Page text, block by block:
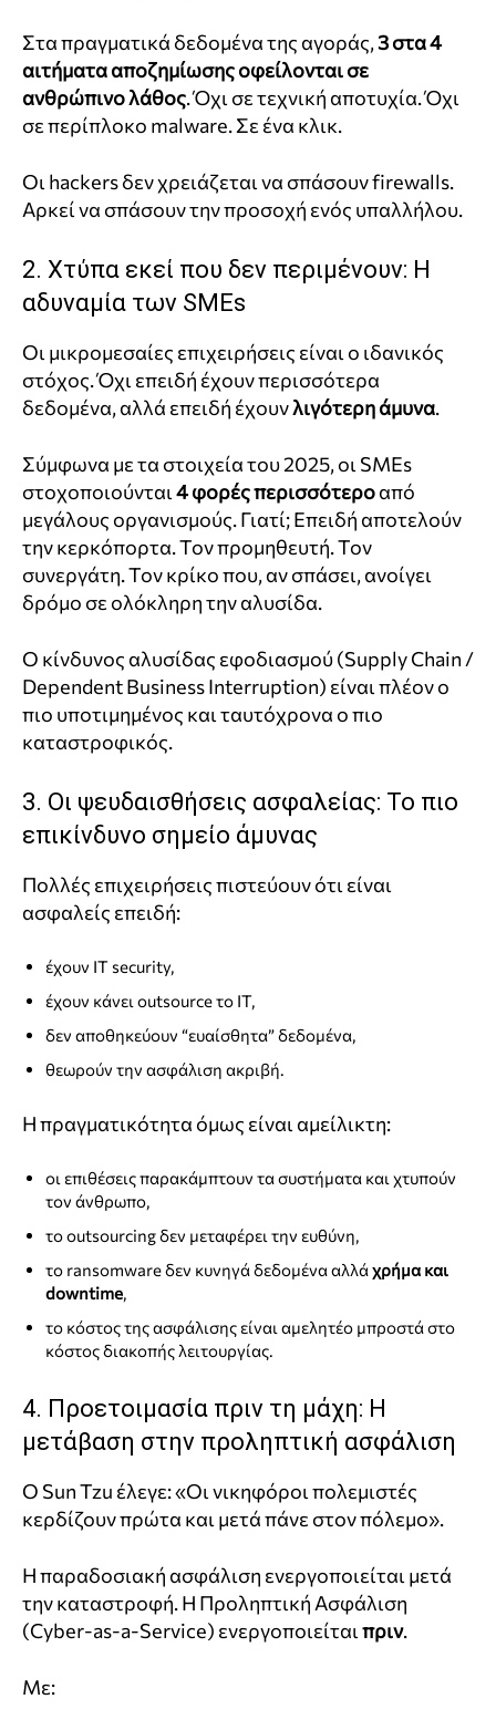
Στα πραγματικά δεδομένα της αγοράς,3 στα 4
αιτήματα αποζημίωσης οφείλονται σε
ανθρώπινο λάθος. Όχι σε τεχνική αποτυχία. Όχι
σε περίπλοκο malware. Σε ένα κλικ.
Οι hackers δεν χρειάζεται να σπάσουν firewalls.
Αρκεί να σπάσουν την προσοχή ενός υπαλλήλου.
2. Χτύπα εκεί που δεν περιμένουν: Η
αδυναμία των SMEs
Οι μικρομεσαίες επιχειρήσεις είναι ο ιδανικός
στόχος. Όχι επειδή έχουν περισσότερα
δεδομένα, αλλά επειδή έχουνλιγότερη άμυνα.
Σύμφωνα με τα στοιχεία του 2025, οι SMEs
στοχοποιούνται4 φορές περισσότεροαπό
μεγάλους οργανισμούς. Γιατί; Επειδή αποτελούν
την κερκόπορτα. Τον προμηθευτή. Τον
συνεργάτη. Τον κρίκο που, αν σπάσει, ανοίγει
δρόμο σε ολόκληρη την αλυσίδα.
Ο κίνδυνος αλυσίδας εφοδιασμού (Supply Chain /
Dependent Business Interruption) είναι πλέον ο
πιο υποτιμημένος και ταυτόχρονα ο πιο
καταστροφικός.
3. Οι ψευδαισθήσεις ασφαλείας: Το πιο
επικίνδυνο σημείο άμυνας
Πολλές επιχειρήσεις πιστεύουν ότι είναι
ασφαλείς επειδή:
έχουν IT security,
έχουν κάνει outsource το IT,
δεν αποθηκεύουν “ευαίσθητα” δεδομένα,
θεωρούν την ασφάλιση ακριβή.
Η πραγματικότητα όμως είναι αμείλικτη:
οι επιθέσεις παρακάμπτουν τα συστήματα και χτυπούν
τον άνθρωπο,
το outsourcing δεν μεταφέρει την ευθύνη,
το ransomware δεν κυνηγά δεδομένα αλλά χρήμα και
downtime,
το κόστος της ασφάλισης είναι αμελητέο μπροστά στο
κόστος διακοπής λειτουργίας.
4. Προετοιμασία πριν τη μάχη: Η
μετάβαση στην προληπτική ασφάλιση
Ο Sun Tzu έλεγε: «Οι νικηφόροι πολεμιστές
κερδίζουν πρώτα και μετά πάνε στον πόλεμο».
Η παραδοσιακή ασφάλιση ενεργοποιείται μετά
την καταστροφή. Η Προληπτική Ασφάλιση
(Cyber‑as‑a‑Service) ενεργοποιείταιπριν.
Με: